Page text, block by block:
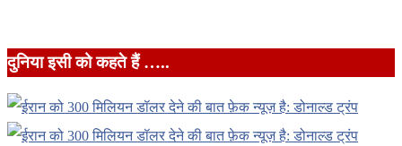
दुनिया इसी को कहते हैं …..